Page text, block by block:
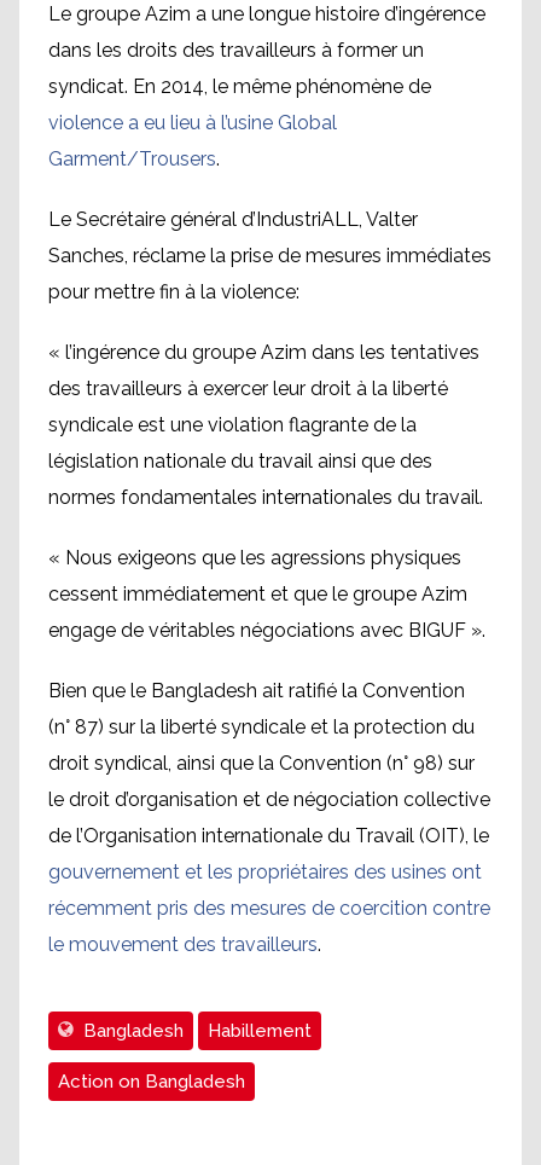
Le groupe Azim a une longue histoire d’ingérence
dans les droits des travailleurs à former un
syndicat. En 2014, le même phénomène de
violence a eu lieu à l’usine Global
Garment/Trousers.
Le Secrétaire général d’IndustriALL, Valter
Sanches, réclame la prise de mesures immédiates
pour mettre fin à la violence:
« l’ingérence du groupe Azim dans les tentatives
des travailleurs à exercer leur droit à la liberté
syndicale est une violation flagrante de la
législation nationale du travail ainsi que des
normes fondamentales internationales du travail.
« Nous exigeons que les agressions physiques
cessent immédiatement et que le groupe Azim
engage de véritables négociations avec BIGUF ».
Bien que le Bangladesh ait ratifié la Convention
(n° 87) sur la liberté syndicale et la protection du
droit syndical, ainsi que la Convention (n° 98) sur
le droit d’organisation et de négociation collective
de l’Organisation internationale du Travail (OIT), le
gouvernement et les propriétaires des usines ont
récemment pris des mesures de coercition contre
le mouvement des travailleurs.
Bangladesh Habillement
Action on Bangladesh